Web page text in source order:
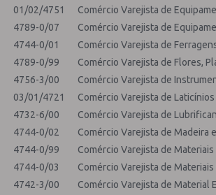
01/02/4751
Comércio Varejista de
4789-0/07
Comércio Varejista de
4744-0/01
Comércio Varejista de
4789-0/99
Comércio Varejista de Flores,
4756-3/00
Comércio Varejista de
03/01/4721
Comércio Varejista de Laticínios
4732-6/00
Comércio Varejista de
4744-0/02
Comércio Varejista de Madeira
4744-0/99
Comércio Varejista de
4744-0/03
Comércio Varejista de
4742-3/00
Comércio Varejista de Material